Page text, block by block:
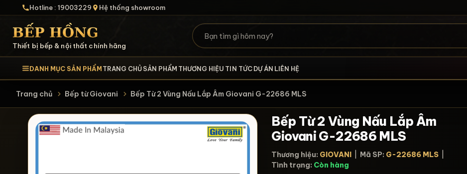
Hotline : 19003229 Hệ thống showroom
Thiết bị bếp & nội thất chính hãng
DANH MỤC SẢN PHẨMTRANG CHỦSẢN PHẨM THƯƠNG HIỆU TIN TỨC DỰ ÁN LIÊN HỆ
Trang chủ Bếp từ Giovani Bếp Từ 2 Vùng Nấu Lắp Âm Giovani G-22686 MLS
Bếp Từ 2 Vùng Nấu Lắp Âm
Giovani G-22686 MLS
Thương hiệu: GIOVANI Mã SP: G-22686 MLS
Tình trạng: Còn hàng